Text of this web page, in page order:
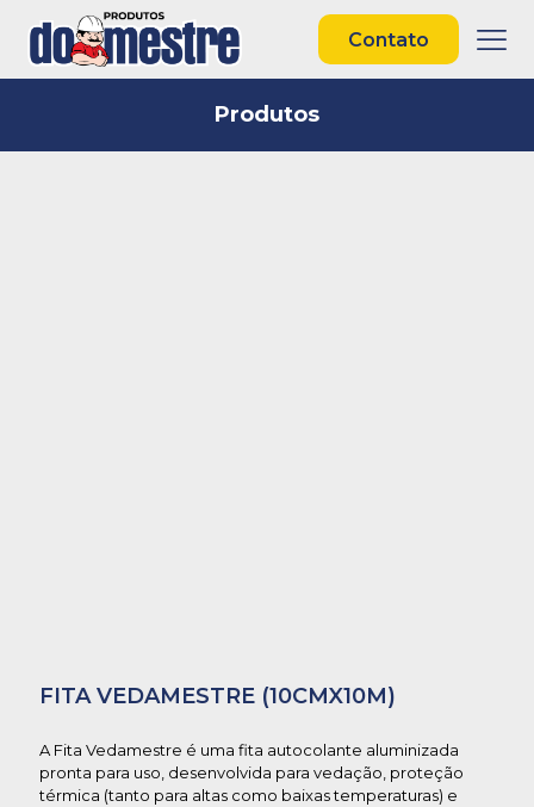
Contato
Produtos
FITA VEDAMESTRE (10CMX10M)
A Fita Vedamestre é uma fita autocolante aluminizada
pronta para uso, desenvolvida para vedação, proteção
térmica (tanto para altas como baixas temperaturas) e